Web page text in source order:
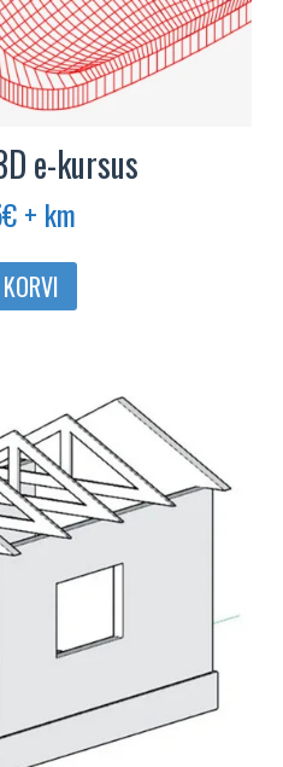
e-kursus
€Praegune
on:
35€.
+ km